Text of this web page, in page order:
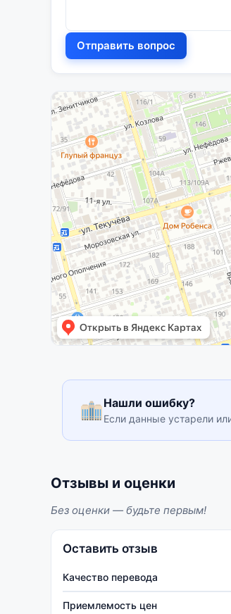
Отправить вопрос
Нашли ошибку?
Если данные устарели
Отзывы и оценки
Без оценки — будьте первым!
Оставить отзыв
Качество перевода
Приемлемость цен